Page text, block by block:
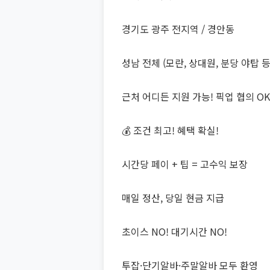
경기도 광주 전지역 / 경안동
성남 전체 (모란, 상대원, 분당 야탑
근처 어디든 지원 가능! 픽업 협의
💰 조건 최고! 혜택 확실!
시간당 페이 + 팁 = 고수익 보장
매일 정산, 당일 현금 지급
초이스 NO! 대기시간 NO!
투잡·단기알바·주말알바 모두 환영